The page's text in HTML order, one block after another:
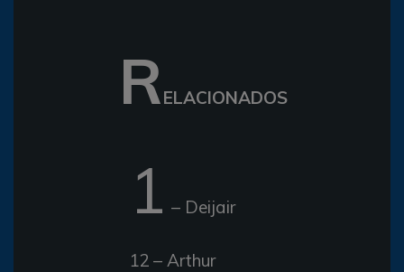
RELACIONADOS
1 – Deijair
12 – Arthur